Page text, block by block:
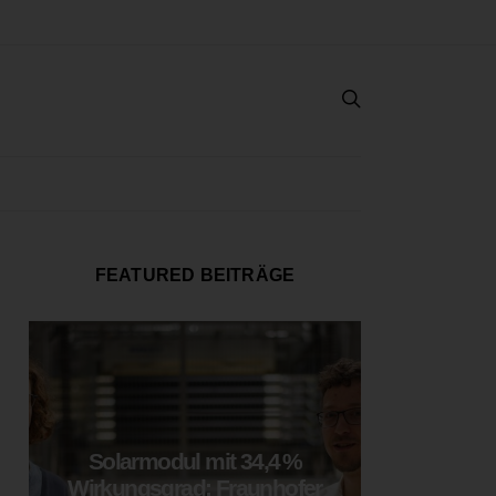
FEATURED BEITRÄGE
Solarmodul mit 34,4 %
Wirkungsgrad: Fraunhofer